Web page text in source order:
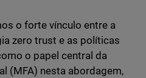
o forte vínculo entre a
zero trust e as políticas
o papel central da
(MFA) nesta abordagem,